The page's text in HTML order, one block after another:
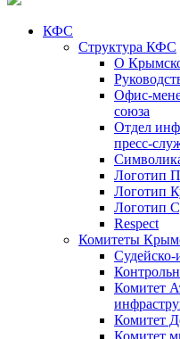
КФС
Структура КФС
О
Офис-
союза
Отдел
пресс-
Логотип
Логотип
Логотип
Respect
Комитеты
Судейско-
Комитет
Комитет
Комитет